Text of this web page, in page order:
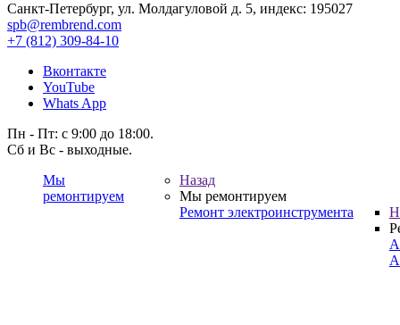
Санкт-Петербург, ул. Молдагуловой д. 5, индекс: 195027
spb@rembrend.com
+7 (812) 309-84-10
Вконтакте
YouTube
Whats App
Пн - Пт: с 9:00 до 18:00.
Сб и Вс - выходные.
Мы
ремонтируем
Назад
Мы ремонтируем
Ремонт электроинструмента